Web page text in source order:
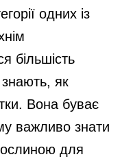
одних із
більшість
знають, як
Вона буває
важливо знати
для